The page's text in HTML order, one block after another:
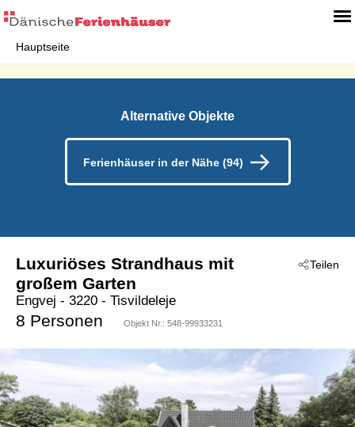
Hauptseite
Alternative Objekte
Ferienhäuser in der Nähe (94)
Teilen
Luxuriöses Strandhaus mit
großem Garten
Engvej - 3220 - Tisvildeleje
8 Personen Objekt Nr.: 548-99933231